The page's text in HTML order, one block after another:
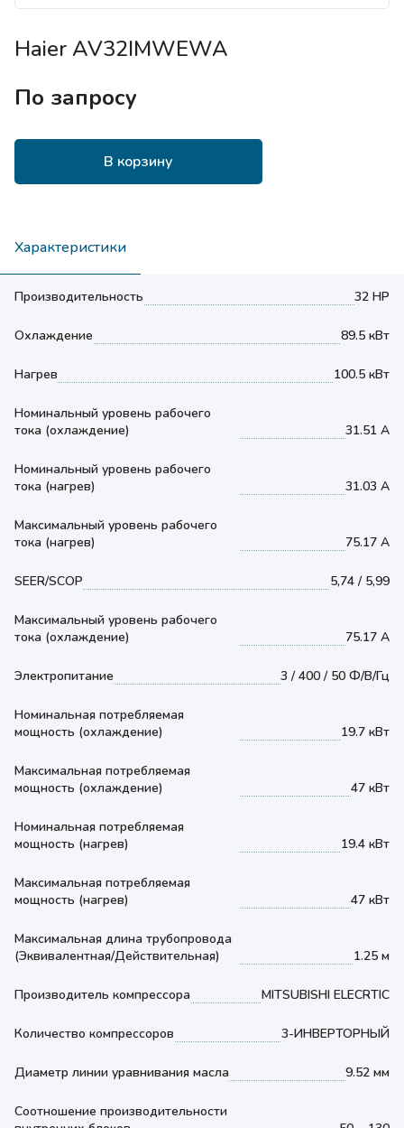
Haier AV32IMWEWA
По запросу
В корзину
Характеристики
Производительность 32 HP
Охлаждение 89.5 кВт
Нагрев 100.5 кВт
Номинальный уровень рабочего
тока (охлаждение)
31.51 А
Номинальный уровень рабочего
тока (нагрев)
31.03 А
Максимальный уровень рабочего
тока (нагрев)
75.17 А
SEER/SCOP 5,74 / 5,99
Максимальный уровень рабочего
тока (охлаждение)
75.17 А
Электропитание 3 / 400 / 50 Ф/В/Гц
Номинальная потребляемая
мощность (охлаждение)
19.7 кВт
Максимальная потребляемая
мощность (охлаждение)
47 кВт
Номинальная потребляемая
мощность (нагрев)
19.4 кВт
Максимальная потребляемая
мощность (нагрев)
47 кВт
Максимальная длина трубопровода
(Эквивалентная/Действительная)
1.25 м
Производитель компрессора MITSUBISHI ELECRTIC
Количество компрессоров 3-ИНВЕРТОРНЫЙ
Диаметр линии уравнивания масла 9.52 мм
Соотношение производительности